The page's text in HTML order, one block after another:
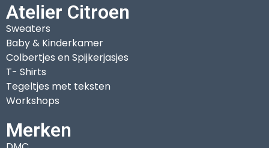
Atelier Citroen
Sweaters
Baby & Kinderkamer
Colbertjes en Spijkerjasjes
T- Shirts
Tegeltjes met teksten
Workshops
Merken